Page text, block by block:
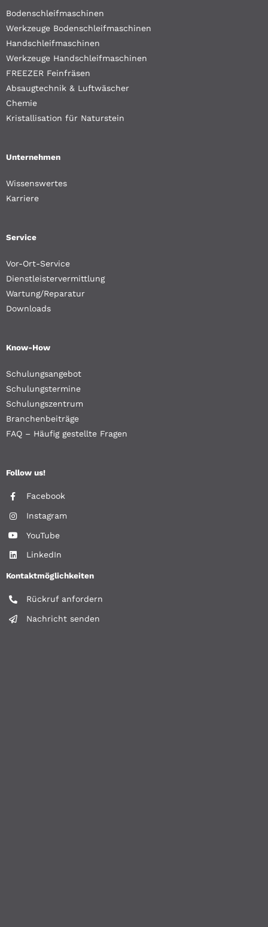
Bodenschleifmaschinen
Werkzeuge Bodenschleifmaschinen
Handschleifmaschinen
Werkzeuge Handschleifmaschinen
FREEZER Feinfräsen
Absaugtechnik & Luftwäscher
Chemie
Kristallisation für Naturstein
Unternehmen
Wissenswertes
Karriere
Service
Vor-Ort-Service
Dienstleistervermittlung
Wartung/Reparatur
Downloads
Know-How
Schulungsangebot
Schulungstermine
Schulungszentrum
Branchenbeiträge
FAQ – Häufig gestellte Fragen
Follow us!
Facebook
Instagram
YouTube
LinkedIn
Kontaktmöglichkeiten
Rückruf anfordern
Nachricht senden